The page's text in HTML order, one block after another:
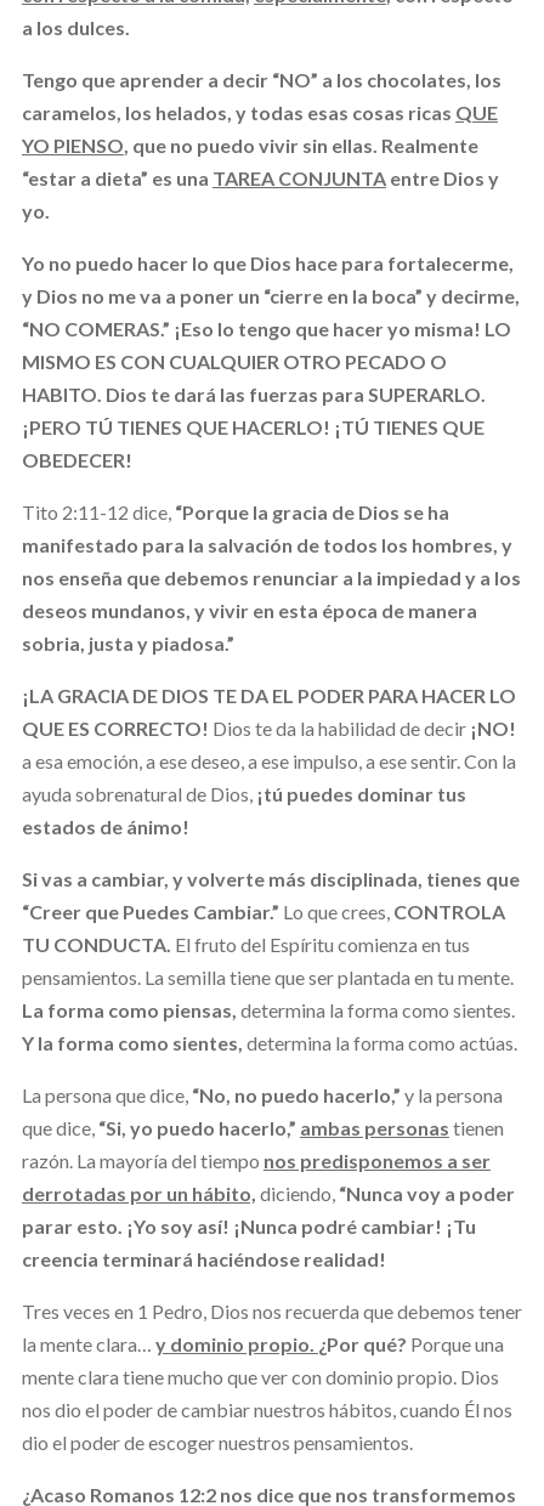
a los dulces.
Tengo que aprender a decir “NO” a los chocolates, los
caramelos, los helados, y todas esas cosas ricas QUE
YO PIENSO , que no puedo vivir sin ellas. Realmente
“estar a dieta” es una TAREA CONJUNTAentre Dios y
yo.
Yo no puedo hacer lo que Dios hace para fortalecerme,
y Dios no me va a poner un “cierre en la boca” y decirme,
“NO COMERAS.” ¡Eso lo tengo que hacer yo misma! LO
MISMO ES CON CUALQUIER OTRO PECADO O
HABITO. Dios te dará las fuerzas para SUPERARLO.
¡PERO TÚ TIENES QUE HACERLO! ¡TÚ TIENES QUE
OBEDECER!
Tito 2:11-12 dice, “Porque la gracia de Dios se ha
manifestado para la salvación de todos los hombres, y
nos enseña que debemos renunciar a la impiedad y a los
deseos mundanos, y vivir en esta época de manera
sobria, justa y piadosa.”
¡LA GRACIA DE DIOS TE DA EL PODER PARA HACER LO
QUE ES CORRECTO! Dios te da la habilidad de decir ¡NO!
a esa emoción, a ese deseo, a ese impulso, a ese sentir. Con la
ayuda sobrenatural de Dios, ¡tú puedes dominar tus
estados de ánimo!
Si vas a cambiar, y volverte más disciplinada, tienes que
“Creer que Puedes Cambiar.” Lo que crees, CONTROLA
TU CONDUCTA. El fruto del Espíritu comienza en tus
pensamientos. La semilla tiene que ser plantada en tu mente.
La forma como piensas, determina la forma como sientes.
Y la forma como sientes, determina la forma como actúas.
La persona que dice, “No, no puedo hacerlo,” y la persona
que dice, “Si, yo puedo hacerlo,” ambas personas tienen
razón. La mayoría del tiempo nos predisponemos a ser
derrotadas por un hábito, diciendo, “Nunca voy a poder
parar esto. ¡Yo soy así! ¡Nunca podré cambiar! ¡Tu
creencia terminará haciéndose realidad!
Tres veces en 1 Pedro, Dios nos recuerda que debemos tener
la mente clara…
y dominio propio. ¿Por qué? Porque una
mente clara tiene mucho que ver con dominio propio. Dios
nos dio el poder de cambiar nuestros hábitos, cuando Él nos
dio el poder de escoger nuestros pensamientos.
¿Acaso Romanos 12:2 nos dice que nos transformemos